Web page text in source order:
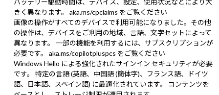
バッテリー駆動時間は、デバイス、設定、使用状況などにより大
きく異なります。 aka.ms/cpclaims をご覧ください
画像の操作がすべてのデバイスで利用可能になりました。その他
の操作は、デバイスをご利用の地域、言語、文字セットによって
異なります。 一部の機能を利用するには、サブスクリプションが
必要です。 aka.ms/copilotpluspcs をご覧ください
Windows Hello による強化されたサインイン セキュリティが必要
です。 特定の言語 (英語、中国語 (簡体字)、フランス語、ドイツ
語、日本語、スペイン語) に最適化されています。 コンテンツを